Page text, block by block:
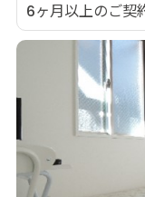
6ヶ月以上のご契